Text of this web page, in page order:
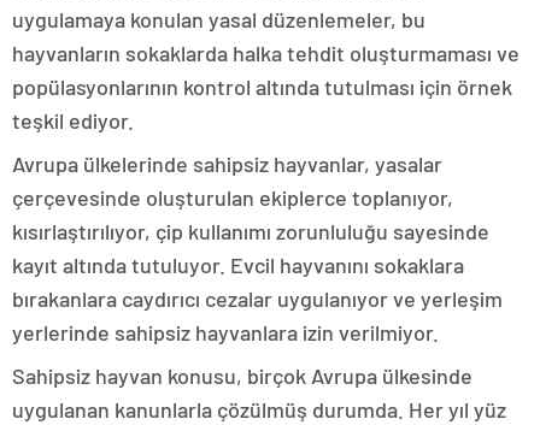
uygulamaya konulan yasal düzenlemeler, bu
hayvanların sokaklarda halka tehdit oluşturmaması ve
popülasyonlarının kontrol altında tutulması için örnek
teşkil ediyor.
Avrupa ülkelerinde sahipsiz hayvanlar, yasalar
çerçevesinde oluşturulan ekiplerce toplanıyor,
kısırlaştırılıyor, çip kullanımı zorunluluğu sayesinde
kayıt altında tutuluyor. Evcil hayvanını sokaklara
bırakanlara caydırıcı cezalar uygulanıyor ve yerleşim
yerlerinde sahipsiz hayvanlara izin verilmiyor.
Sahipsiz hayvan konusu, birçok Avrupa ülkesinde
uygulanan kanunlarla çözülmüş durumda. Her yıl yüz